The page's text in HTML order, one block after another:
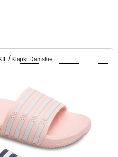
/ Klapki Damskie